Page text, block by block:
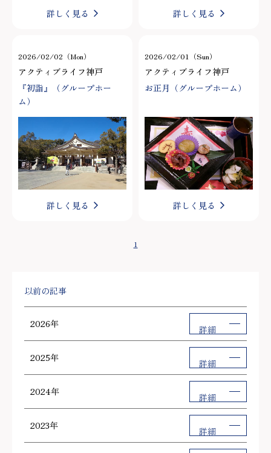
詳しく見る 詳しく見る
2026/02/02（Mon）
アクティブライフ神戸
『初詣』（グループホー
ム）
詳しく見る
2026/02/01（Sun）
アクティブライフ神戸
お正月（グループホーム）
詳しく見る
1
以前の記事
2026年 詳細
2025年 詳細
2024年 詳細
2023年 詳細